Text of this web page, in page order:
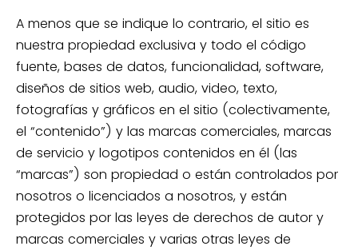
A menos que se indique lo contrario, el sitio es
nuestra propiedad exclusiva y todo el código
fuente, bases de datos, funcionalidad, software,
diseños de sitios web, audio, video, texto,
fotografías y gráficos en el sitio (colectivamente,
el “contenido”) y las marcas comerciales, marcas
de servicio y logotipos contenidos en él (las
“marcas”) son propiedad o están controlados por
nosotros o licenciados a nosotros, y están
protegidos por las leyes de derechos de autor y
marcas comerciales y varias otras leyes de